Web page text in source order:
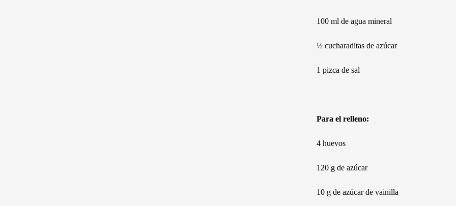
100 ml de agua mineral
½ cucharaditas de azúcar
1 pizca de sal
Para el relleno:
4 huevos
120 g de azúcar
10 g de azúcar de vainilla